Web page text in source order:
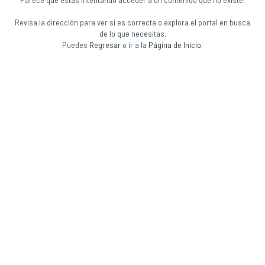
Revisa la dirección para ver si es correcta o explora el portal en busca
de lo que necesitas.
Puedes Regresar o ir a la Página de Inicio.